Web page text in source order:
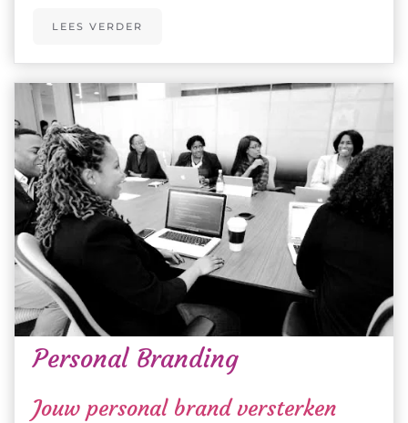
LEES VERDER
Personal Branding
Jouw personal brand versterken